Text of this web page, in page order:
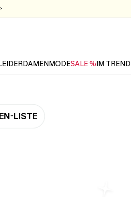
DAMENMODESALE %IM TREND
LISTE